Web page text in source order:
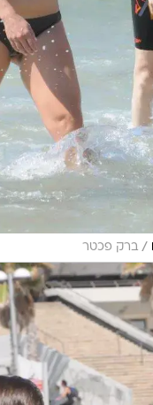
/ ברק פכטר